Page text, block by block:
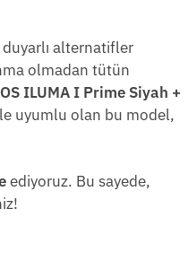
alternatifler
olmadan tütün
ILUMA I Prime Siyah +
uyumlu olan bu model,
ediyoruz. Bu sayede,